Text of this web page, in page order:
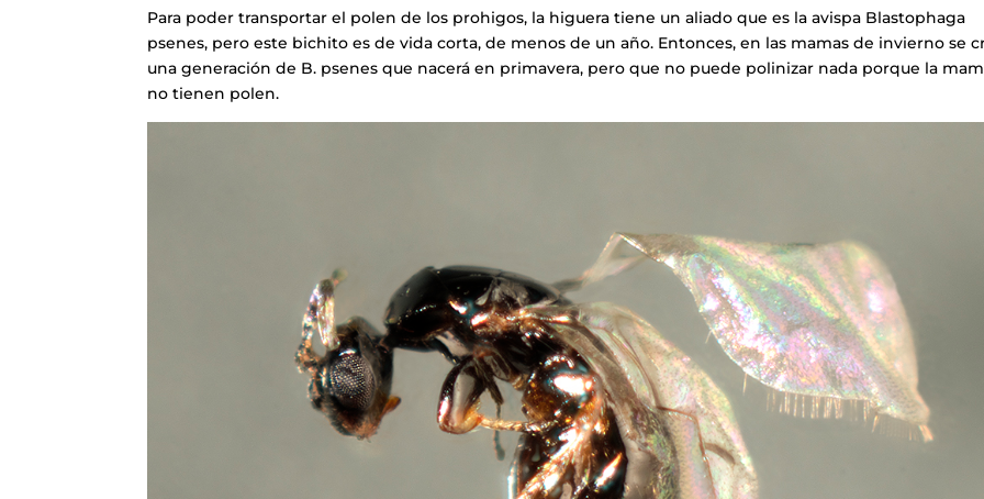
Para poder transportar el polen de los prohigos, la higuera tiene un aliado que es la avispa Blastophaga
psenes, pero este bichito es de vida corta, de menos de un año. Entonces, en las mamas de invierno se
una generación de B. psenes que nacerá en primavera, pero que no puede polinizar nada porque la
no tienen polen.